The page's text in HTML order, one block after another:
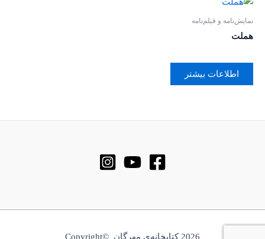
نمایش‌نامه و فیلم‌نامه
هملت
اطلاعات بیشتر
2026 کتابخانه‌ی مهرگان ©Copyright